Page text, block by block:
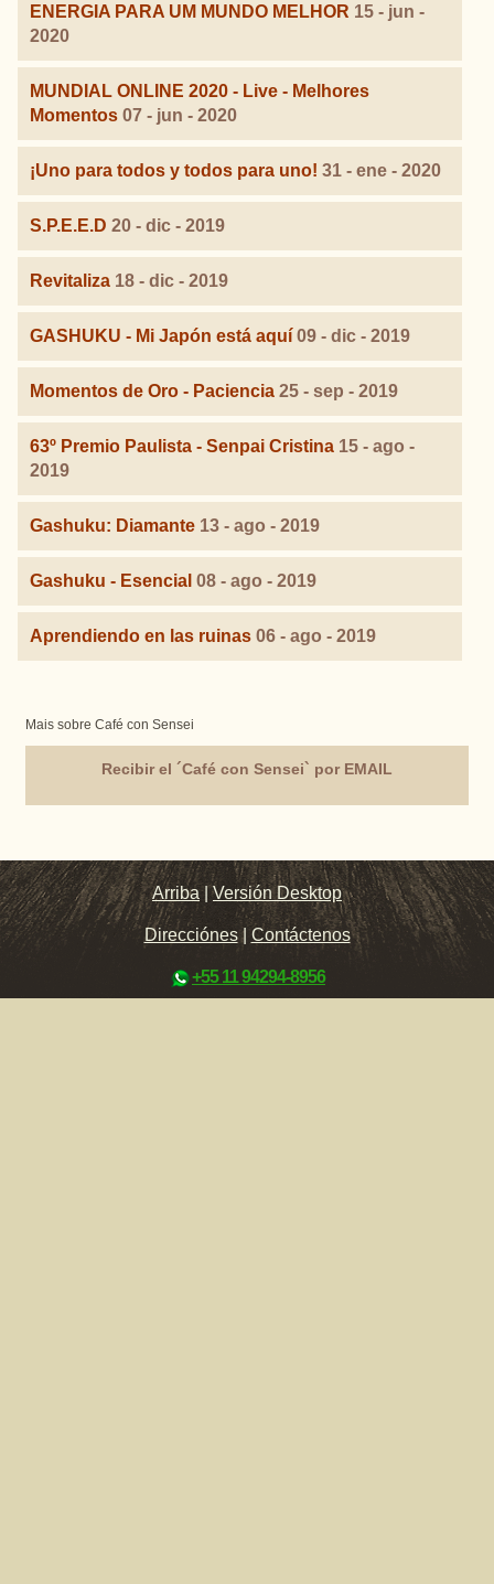
ENERGIA PARA UM MUNDO MELHOR 15 - jun -
2020
MUNDIAL ONLINE 2020 - Live - Melhores
Momentos 07 - jun - 2020
¡Uno para todos y todos para uno! 31 - ene - 2020
S.P.E.E.D 20 - dic - 2019
Revitaliza 18 - dic - 2019
GASHUKU - Mi Japón está aquí 09 - dic - 2019
Momentos de Oro - Paciencia 25 - sep - 2019
63º Premio Paulista - Senpai Cristina 15 - ago -
2019
Gashuku: Diamante 13 - ago - 2019
Gashuku - Esencial 08 - ago - 2019
Aprendiendo en las ruinas 06 - ago - 2019
Mais sobre Café con Sensei
Recibir el ´Café con Sensei` por EMAIL
Arriba |Versión Desktop
Direcciónes| Contáctenos
+55 11 94294-8956